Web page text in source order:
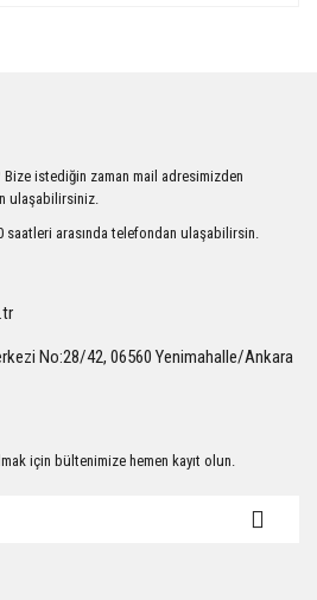
bilgiler bulunuyor.
pahalı.
Gönder
Bize istediğin zaman mail adresimizden
ulaşabilirsiniz.
saatleri arasında telefondan ulaşabilirsin.
No:28/42, 06560 Yenimahalle/Ankara
için bültenimize hemen kayıt olun.